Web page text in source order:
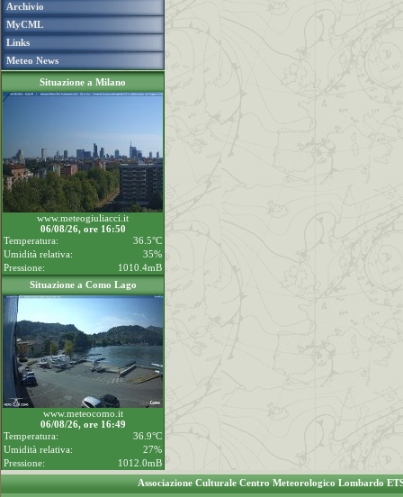
Archivio
MyCML
Links
Meteo News
Situazione a Milano
www.meteogiuliacci.it
06/08/26, ore 16:50
Temperatura:
36.5°C
Umidità relativa:
35%
Pressione:
1010.4mB
Situazione a Como Lago
www.meteocomo.it
06/08/26, ore 16:49
Temperatura:
36.9°C
Umidità relativa:
27%
Pressione:
1012.0mB
Associazione Culturale Centro Meteorologico Lombardo